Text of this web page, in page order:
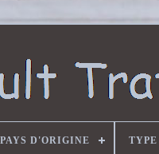
PAYS D'ORIGINE TYPE